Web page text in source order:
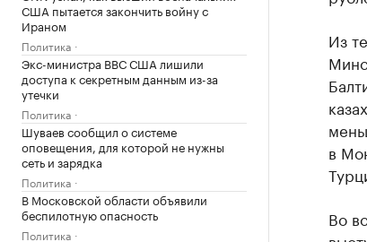
США пытается закончить войну с
Ираном
Политика
Экс-министра ВВС США лишили
доступа к секретным данным из-за
утечки
Политика
Шуваев сообщил о системе
оповещения, для которой не нужны
сеть и зарядка
Политика
В Московской области объявили
беспилотную опасность
Политика
Из
в
Во